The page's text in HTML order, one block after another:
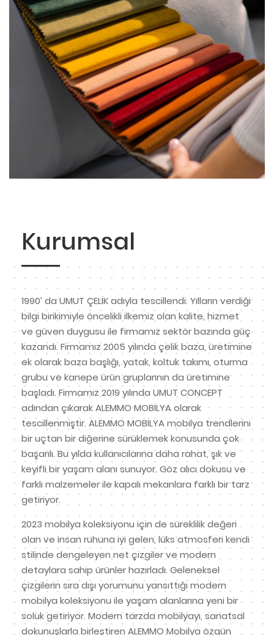
Kurumsal
1990’ da UMUT ÇELİK adıyla tescillendi. Yılların verdiği
bilgi birikimiyle öncelikli ilkemiz olan kalite, hizmet
ve güven duygusu ile firmamız sektör bazında güç
kazandı. Firmamız 2005 yılında çelik baza, üretimine
ek olarak baza başlığı, yatak, koltuk takımı, oturma
grubu ve kanepe ürün gruplarının da üretimine
başladı. Firmamız 2019 yılında UMUT CONCEPT
adından çıkarak ALEMMO MOBİLYA olarak
tescillenmiştir. ALEMMO MOBİLYA mobilya trendlerini
bir uçtan bir diğerine sürüklemek konusunda çok
başarılı. Bu yılda kullanıcılarına daha rahat, şık ve
keyifli bir yaşam alanı sunuyor. Göz alıcı dokusu ve
farklı malzemeler ile kapalı mekanlara farklı bir tarz
getiriyor.
2023 mobilya koleksiyonu için de süreklilik değeri
olan ve insan ruhuna iyi gelen, lüks atmosferi kendi
stilinde dengeleyen net çizgiler ve modern
detaylara sahip ürünler hazırladı. Geleneksel
çizgilerin sıra dışı yorumunu yansıttığı modern
mobilya koleksiyonu ile yaşam alanlarına yeni bir
soluk getiriyor. Modern tarzda mobilyayı, sanatsal
dokunuşlarla birleştiren ALEMMO Mobilya özgün